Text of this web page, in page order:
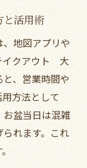
単にする
活用アイ
の魅力を解
ウト
方とコツ
と活用術
地図アプリや
イクアウト 大
、営業時間や
方法として
盆当日は混雑
れます。これ